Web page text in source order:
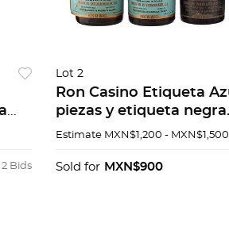
2 Bids
Lot 2
Ron Casino Etiqueta
piezas y etiqueta negra.
de piezas 4.
Estimate MXN$1,200 - MXN$1,500
Sold for MXN$900